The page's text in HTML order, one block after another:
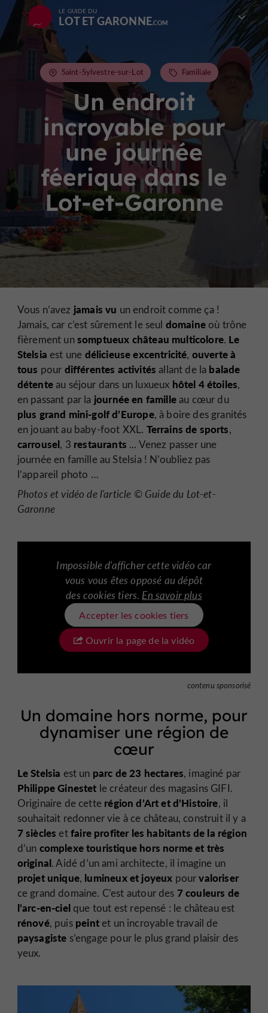
LE GUIDE DU
LOT ET GARONNE
Un endroit
incroyable pour
une journée
féerique dans le
Lot-et-Garonne
Saint-Sylvestre-sur-Lot Familiale
Vous n’avez jamais vu un endroit comme ça !
Jamais, car c’est sûrement le seul domaineoù trône
fièrement unsomptueux château multicolore. Le
Stelsia est une délicieuse excentricité, ouverte à
tous pour différentes activités allant de la balade
détenteau séjour dans un luxueux hôtel 4 étoiles,
en passant par la journée en familleau cœur du
plus grand mini-golf d’Europe, à boire des granités
en jouant au baby-foot XXL. Terrains de sports,
carrousel, 3 restaurants ... Venez passer une
journée en famille au Stelsia ! N’oubliez pas
l’appareil photo …
Photos et vidéo de l'article © Guide du Lot-et-
Garonne
Impossible d'afficher cette vidéo car
vous vous êtes opposé au dépôt
des cookies tiers. En savoir plus
Accepter les cookies tiers
Ouvrir la page de la vidéo
contenu sponsorisé
Un domaine hors norme, pour
dynamiser une région de
cœur
Le Stelsia est un parc de 23 hectares, imaginé par
Philippe Ginestet le créateur des magasins GIFI.
Originaire de cette région d’Art et d’Histoire, il
souhaitait redonner vie à ce château, construit il y a
7 siècles etfaire profiter les habitants de la région
d’un complexe touristique hors norme et très
original. Aidé d’un ami architecte, il imagine un
projet unique, lumineux et joyeux pourvaloriser
ce grand domaine. C’est autour des 7 couleurs de
l’arc-en-cielque tout est repensé : le château est
rénové, puis peintet un incroyable travail de
paysagiste s’engage pour le plus grand plaisir des
yeux.